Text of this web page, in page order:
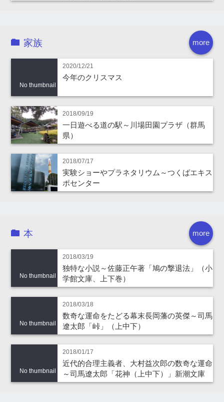
more
家族
No thumbnail
2020/12/21
今年のクリスマス
2018/09/19
一日遊べる道の駅～川場田園プラザ（群馬
県）
2018/07/17
実験ショーやプラネタリウム～つくばエキス
ポセンター
more
本
No thumbnail
2018/03/19
独特な小説～佐藤正午著「鳩の撃退法」（小
学館文庫、上下巻）
No thumbnail
2018/03/18
数奇な運命をたどる幕末長岡藩の英傑～司馬
遼太郎「峠」（上中下）
No thumbnail
2018/01/17
近代的合理主義者、大村益次郎の数奇な運命
～司馬遼太郎「花神（上中下）」新潮文庫